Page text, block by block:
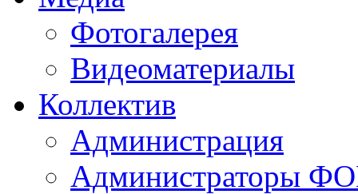
Фотогалерея
Видеоматериалы
Коллектив
Администрация
Администраторы